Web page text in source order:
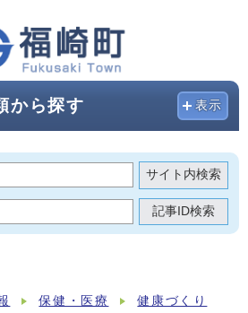
から探す 表示
サイト内検索
記事ID検索
保健・医療 健康づくり